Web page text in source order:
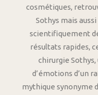
cosmétiques,
Sothys mais
scientifiquement
résultats rapides,
chirurgie
d’émotions d’un
mythique synonyme